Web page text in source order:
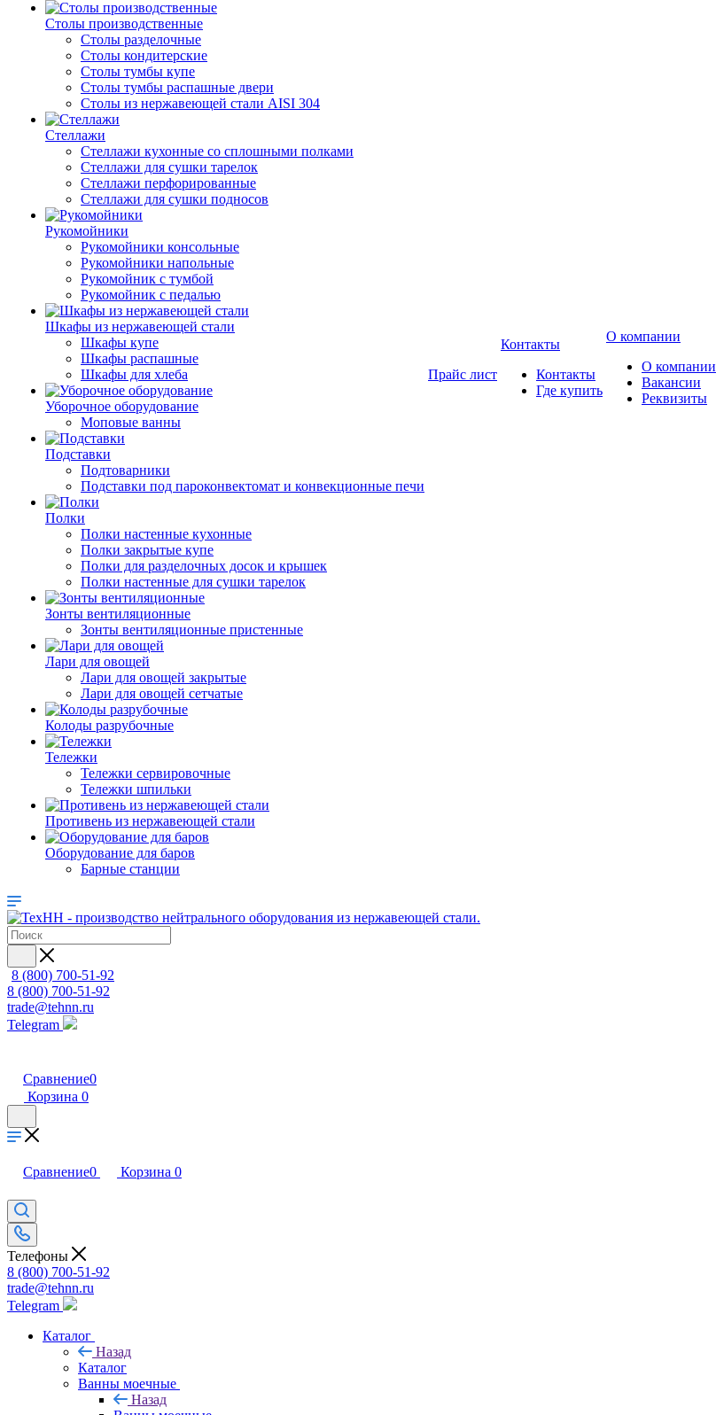
Столы производственные
Столы разделочные
Столы кондитерские
Столы тумбы купе
Столы тумбы распашные двери
Столы из нержавеющей стали AISI 304
Стеллажи
Стеллажи кухонные со сплошными полками
Стеллажи для сушки тарелок
Стеллажи перфорированные
Стеллажи для сушки подносов
Рукомойники
Рукомойники консольные
Рукомойники напольные
Рукомойник с тумбой
Рукомойник с педалью
Шкафы из нержавеющей стали
Шкафы купе
Шкафы распашные
Шкафы для хлеба
Уборочное оборудование
Моповые ванны
Подставки
Подтоварники
Подставки под пароконвектомат и конвекционные печи
Полки
Полки настенные кухонные
Полки закрытые купе
Полки для разделочных досок и крышек
Полки настенные для сушки тарелок
Зонты вентиляционные
Зонты вентиляционные пристенные
Лари для овощей
Лари для овощей закрытые
Лари для овощей сетчатые
Колоды разрубочные
Тележки
Тележки сервировочные
Тележки шпильки
Противень из нержавеющей стали
Оборудование для баров
Барные станции
Прайс лист
Контакты
Контакты
Где купить
О компании
О компании
Вакансии
Реквизиты
8 (800) 700-51-92
8 (800) 700-51-92
trade@tehnn.ru
Telegram
Сравнение0
Корзина 0
Сравнение0 Корзина 0
Телефоны
8 (800) 700-51-92
trade@tehnn.ru
Telegram
Каталог
Назад
Каталог
Ванны моечные
Назад